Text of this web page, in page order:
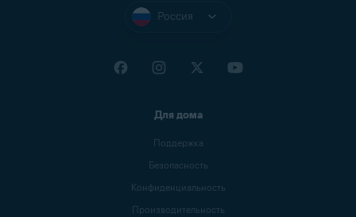
Россия
Для дома
Поддержка
Безопасность
Конфиденциальность
Производительность